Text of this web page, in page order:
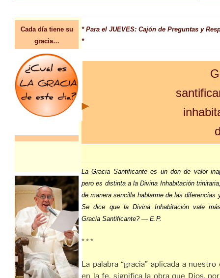
Cada día tiene su
gracia…
* Para el JUEVES: Cajón de Preguntas y
*
La Gracia Santificante es un don de valor
pero es distinta a la Divina Inhabitación
de manera sencilla hablarme de las diferencias
Se dice que la Divina Inhabitación vale
Gracia Santificante? — E.P.
* * *
La palabra “gracia” aplicada a nuestro
en la fe, significa la obra que Dios,